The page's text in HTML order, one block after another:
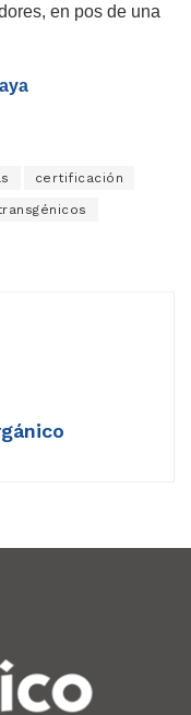
en pos de una
certificación